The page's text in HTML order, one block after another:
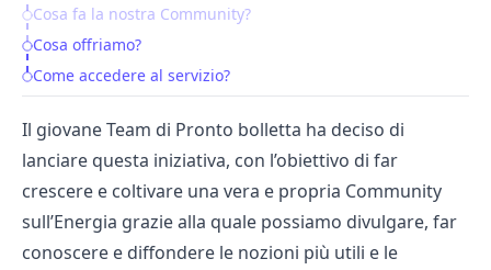
Cosa fa la nostra Community?
Cosa offriamo?
Come accedere al servizio?
Il giovane Team di Pronto bolletta ha deciso di
lanciare questa iniziativa, con l’obiettivo di far
crescere e coltivare una vera e propria Community
sull’Energia grazie alla quale possiamo divulgare, far
conoscere e diffondere le nozioni più utili e le